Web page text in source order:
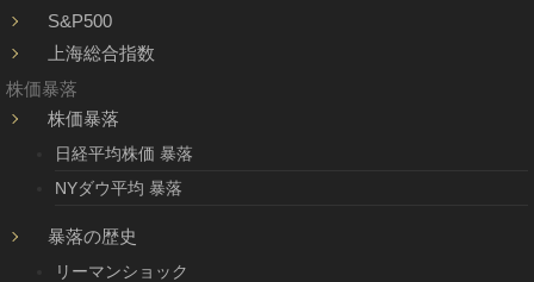
S&P500
上海総合指数
株価暴落
株価暴落
日経平均株価 暴落
NYダウ平均 暴落
暴落の歴史
リーマンショック